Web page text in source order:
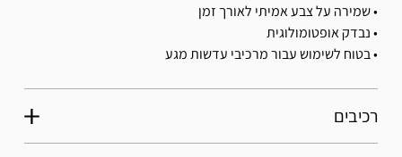
• שמירה על צבע אמיתי לאורך זמן
• נבדק אופטומולוגית
• בטוח לשימוש עבור מרכיבי עדשות מגע
רכיבים